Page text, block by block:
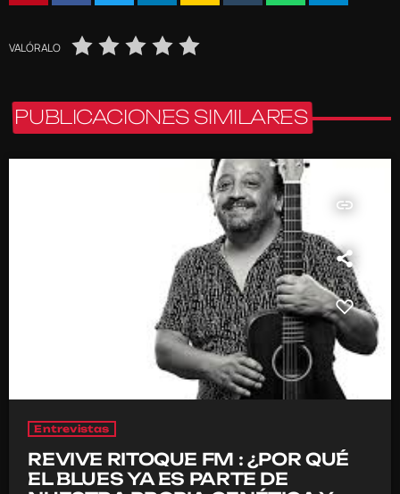
VALÓRALO
PUBLICACIONES SIMILARES
insert_link
Entrevistas
REVIVE RITOQUE FM : ¿POR QUÉ
EL BLUES YA ES PARTE DE